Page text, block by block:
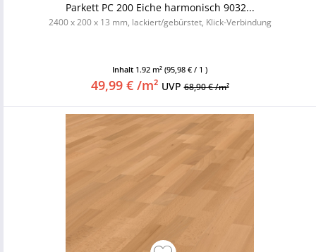
Parkett PC 200 Eiche harmonisch 9032...
2400 x 200 x 13 mm, lackiert/gebürstet, Klick-Verbindung
Inhalt 1.92 m² (95,98 € / 1 )
49,99 € /m² UVP68,90 € /m²